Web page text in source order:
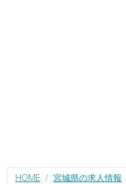
HOME 宮城県の求人情報